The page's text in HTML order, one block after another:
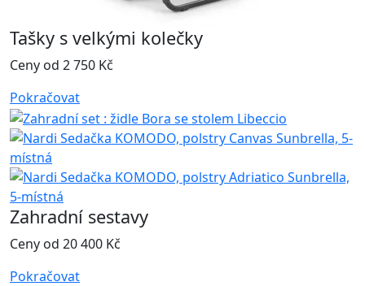
Tašky s velkými kolečky
Ceny od 2 750 Kč
Pokračovat
Zahradní sestavy
Ceny od 20 400 Kč
Pokračovat